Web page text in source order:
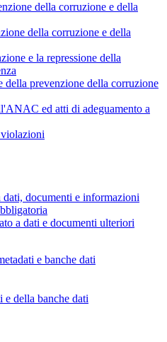
della corruzione e della
della corruzione e della
e la repressione della
della prevenzione della corruzione
ed atti di adeguamento a
documenti e informazioni
a dati e documenti ulteriori
e banche dati
e della banche dati